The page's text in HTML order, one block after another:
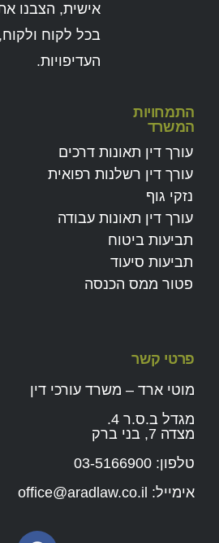
אישית, הצבנו
בכל לקוח
העדיפויות.
התמחויות
המשרד
עורך דין תאונות דרכים
עורך דין רשלנות רפואית
נזקי גוף
עורך דין תאונות עבודה
תביעות ביטוח
תביעות סיעוד
פטור ממס הכנסה
פרטי קשר
מוטי ארד – משרד עורכי דין
מגדל ב.ס.ר 4.
מצדה 7, בני ברק
טלפון: 03-5166900
אימייל: office@aradlaw.co.il